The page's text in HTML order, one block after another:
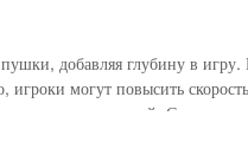
добавляя глубину в игру.
могут повысить
полях сражений.